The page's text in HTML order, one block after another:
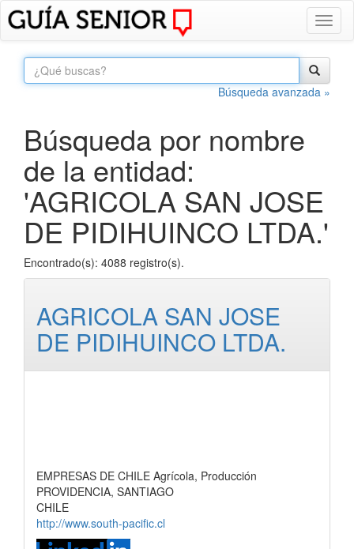
Búsqueda avanzada »
Búsqueda por nombre
de la entidad:
'AGRICOLA SAN JOSE
DE PIDIHUINCO LTDA.'
Encontrado(s): 4088 registro(s).
AGRICOLA SAN JOSE
DE PIDIHUINCO LTDA.
EMPRESAS DE CHILE Agrícola, Producción
PROVIDENCIA, SANTIAGO
CHILE
http://www.south-pacific.cl